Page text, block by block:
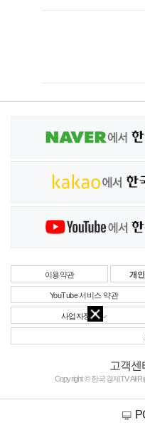
이용약관 개
YouTube 서비스 약관
사업자정보
고객센
Copyright © 한국경제TV All